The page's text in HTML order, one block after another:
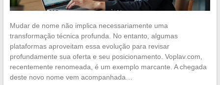
Mudar de nome não implica necessariamente uma
transformação técnica profunda. No entanto, algumas
plataformas aproveitam essa evolução para revisar
profundamente sua oferta e seu posicionamento. Voplav.com,
recentemente renomeada, é um exemplo marcante. A chegada
deste novo nome vem acompanhada…